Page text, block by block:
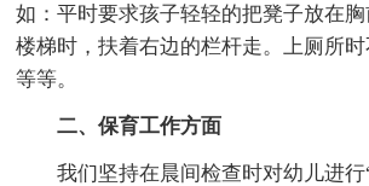
如：平时要求孩子轻轻的把凳子放在
楼梯时，扶着右边的栏杆走。上厕所
等等。
二、保育工作方面
我们坚持在晨间检查时对幼儿进行